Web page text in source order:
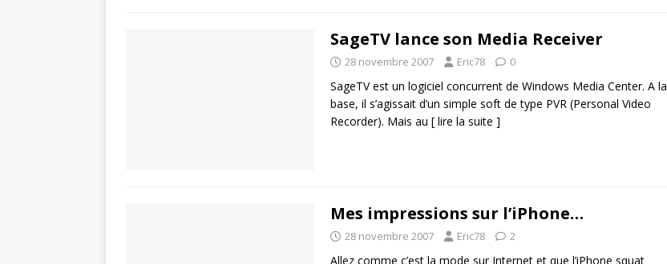
SageTV lance son Media Receiver
28 novembre 2007 Eric78 0
SageTV est un logiciel concurrent de Windows Media Center. A la
base, il s’agissait d’un simple soft de type PVR (Personal Video
Recorder). Mais au [ lire la suite ]
Mes impressions sur l’iPhone…
28 novembre 2007 Eric78 2
Allez comme c’est la mode sur Internet et que l’iPhone squat